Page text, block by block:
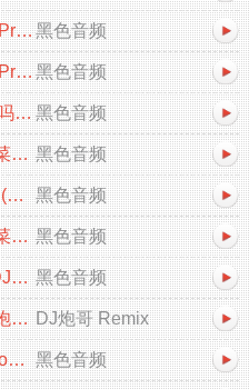
洋澜一 - 曾经最美 (DJ菜仔 ProgHouse Remix 2026)黑色音频
老板 - 作废的约定 (DJ菜仔 ProgHouse Remix 2026)黑色音频
六哲 - 如果没有他你还爱我吗 (DJ菜仔 ProgHouse Remix 2026)V2 黑色音频
吕品 - 被爱伤害的男人 (DJ菜仔 ProgHouse Remix 2026)V2 黑色音频
老板 - 深爱过的人怎么放手 (DJ菜仔 ProgHouse Remix 2026) 黑色音频
洪嘉源 - 是你没选我啊 (DJ菜仔 ProgHouse Remix 2026) 黑色音频
励明 - 你从来没有爱过我 (DJ阿贵 ProgHouse Remix 2026) 黑色音频
卡带森林 - 心碎的放手 (DJ炮哥 ProgHouse Remix 2026) DJ炮哥 Remix
童珺 - 黄昏恋人 (DJ阿帆 ProgHouse Remix 2026) 粤语 黑色音频